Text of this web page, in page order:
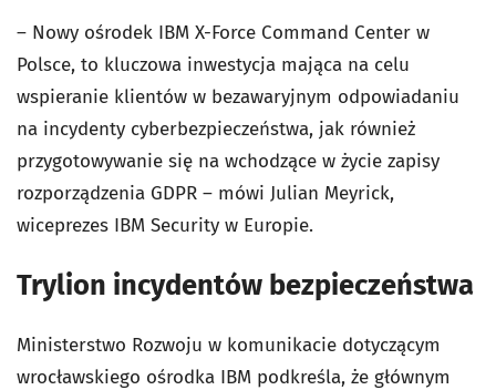
– Nowy ośrodek IBM X-Force Command Center w
Polsce, to kluczowa inwestycja mająca na celu
wspieranie klientów w bezawaryjnym odpowiadaniu
na incydenty cyberbezpieczeństwa, jak również
przygotowywanie się na wchodzące w życie zapisy
rozporządzenia GDPR – mówi Julian Meyrick,
wiceprezes IBM Security w Europie.
Trylion incydentów bezpieczeństwa
Ministerstwo Rozwoju w komunikacie dotyczącym
wrocławskiego ośrodka IBM podkreśla, że głównym